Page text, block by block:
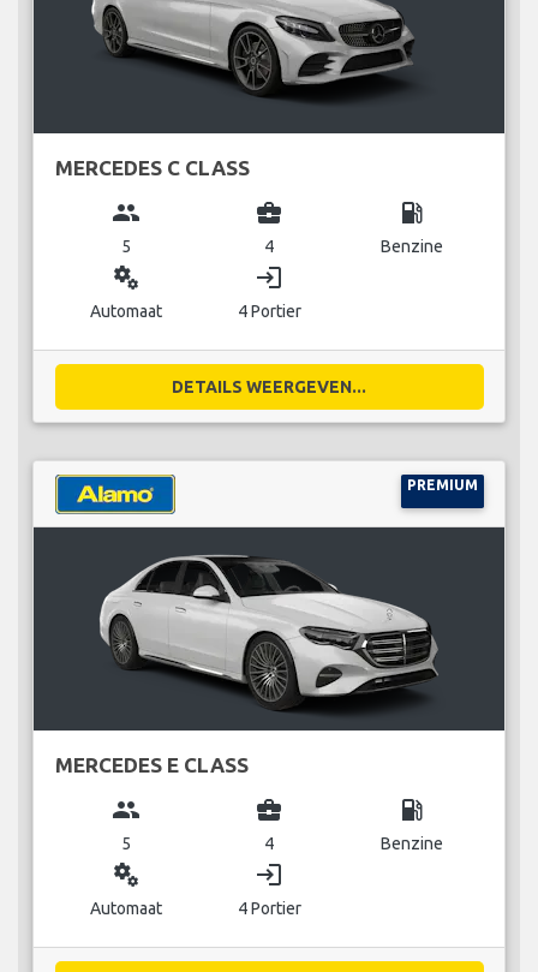
MERCEDES C CLASS
group
5
business_center
4
local_gas_station
Benzine
miscellaneous_services
Automaat
login
4 Portier
DETAILS WEERGEVEN...
PREMIUM
MERCEDES E CLASS
group
5
business_center
4
local_gas_station
Benzine
miscellaneous_services
Automaat
login
4 Portier